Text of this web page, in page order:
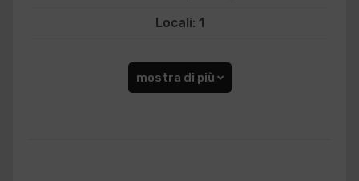
Locali: 1
mostra di più